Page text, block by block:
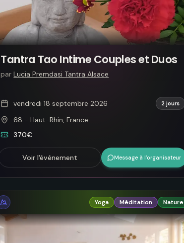
Tantra Tao Intime Couples et Duos
par Lucia Premdasi Tantra Alsace
vendredi 18 septembre 2026 2 jours
68 - Haut-Rhin, France
370€
Voir l'événement Message à l’organisateur
Yoga Méditation Nature